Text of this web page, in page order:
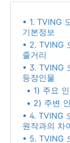
• 1. TVING
기본정보
• 2. TVING
줄거리
• 3. TVING
등장인물
• 1) 주요
• 2) 주변
• 4. TVING
원작과의 차
• 5. TVING